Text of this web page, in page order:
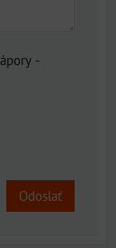
-
Odoslať